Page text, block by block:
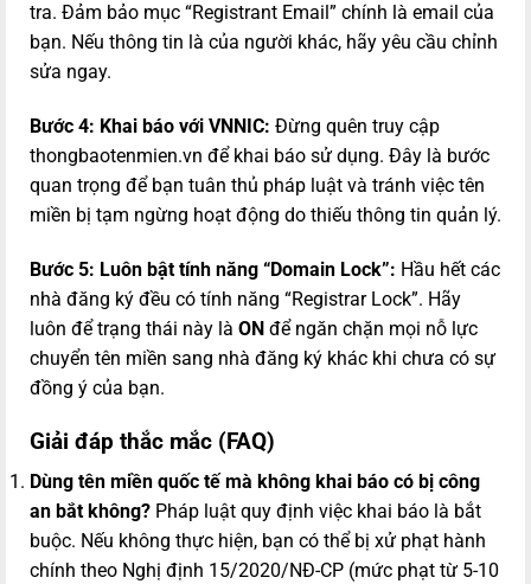
tra. Đảm bảo mục “Registrant Email” chính là email của
bạn. Nếu thông tin là của người khác, hãy yêu cầu chỉnh
sửa ngay.
Bước 4: Khai báo với VNNIC: Đừng quên truy cập
thongbaotenmien.vn để khai báo sử dụng. Đây là bước
quan trọng để bạn tuân thủ pháp luật và tránh việc tên
miền bị tạm ngừng hoạt động do thiếu thông tin quản lý.
Bước 5: Luôn bật tính năng “Domain Lock”: Hầu hết các
nhà đăng ký đều có tính năng “Registrar Lock”. Hãy
luôn để trạng thái này là ON để ngăn chặn mọi nỗ lực
chuyển tên miền sang nhà đăng ký khác khi chưa có sự
đồng ý của bạn.
Giải đáp thắc mắc (FAQ)
Dùng tên miền quốc tế mà không khai báo có bị công
an bắt không? Pháp luật quy định việc khai báo là bắt
buộc. Nếu không thực hiện, bạn có thể bị xử phạt hành
chính theo Nghị định 15/2020/NĐ-CP (mức phạt từ 5-10